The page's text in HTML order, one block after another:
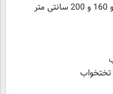
تخت باکس دو نفره : در سایز های 140 و 160 و 200 سانتی متر